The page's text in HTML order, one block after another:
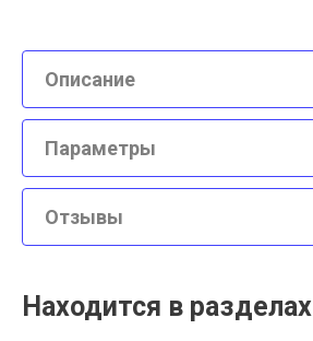
Описание
Параметры
Отзывы
Находится в разделах